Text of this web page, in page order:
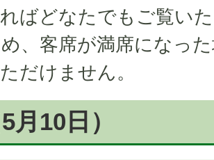
ばどなたでもご覧い
、客席が満席になっ
だけません。
月10日）